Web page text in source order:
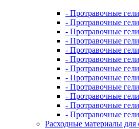
- Протравочные
- Протравочные
- Протравочные
- Протравочные
- Протравочные
- Протравочные
- Протравочные
- Протравочные
- Протравочные
- Протравочные
- Протравочные
- Протравочные
Расходные материалы для